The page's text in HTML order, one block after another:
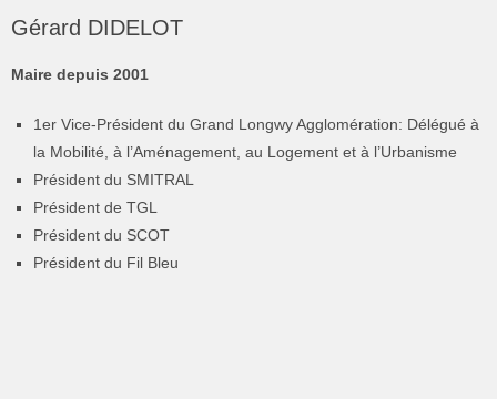
Gérard DIDELOT
Maire depuis 2001
1er Vice-Président du Grand Longwy Agglomération: Délégué à
la Mobilité, à l’Aménagement, au Logement et à l’Urbanisme
Président du SMITRAL
Président de TGL
Président du SCOT
Président du Fil Bleu